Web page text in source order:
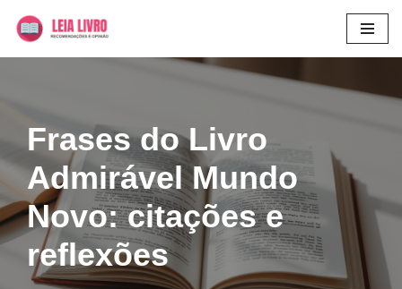
Frases do Livro
Admirável Mundo
Novo: citações e
reflexões